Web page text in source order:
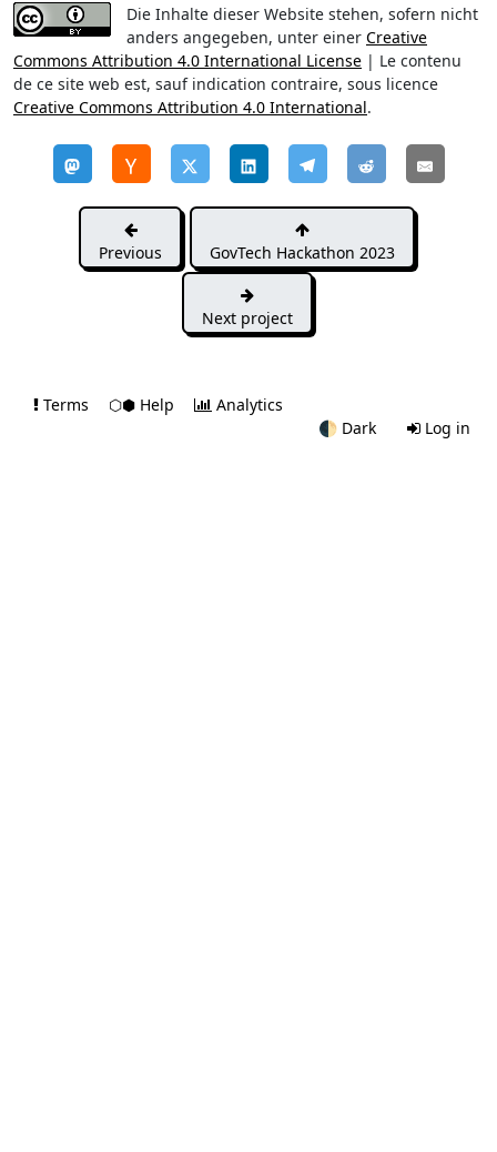
Die Inhalte dieser Website stehen, sofern nicht
anders angegeben, unter einer Creative
Commons Attribution 4.0 International License | Le contenu
de ce site web est, sauf indication contraire, sous licence
Creative Commons Attribution 4.0 International.
Previous GovTech Hackathon 2023
Next project
Terms ⬡⬢ Help
Analytics
🌓 Dark Log in